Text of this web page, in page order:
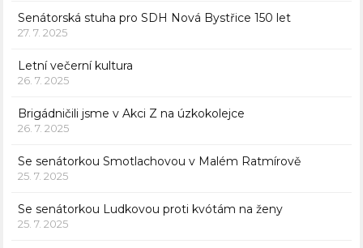
Senátorská stuha pro SDH Nová Bystřice 150 let
27. 7. 2025
Letní večerní kultura
26. 7. 2025
Brigádničili jsme v Akci Z na úzkokolejce
26. 7. 2025
Se senátorkou Smotlachovou v Malém Ratmírově
25. 7. 2025
Se senátorkou Ludkovou proti kvótám na ženy
25. 7. 2025